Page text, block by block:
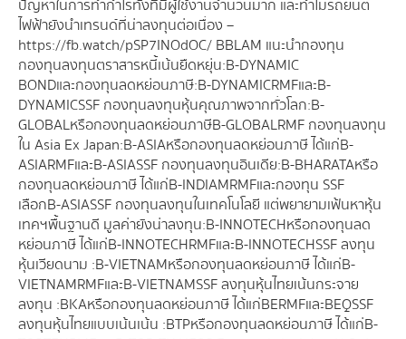
ปัญหาในการทำกำไรทั้งที่มีผู้ใช้งานจำนวนมาก และทำไมรถยนต์
ไฟฟ้ายังนำเทรนด์ที่น่าลงทุนต่อเนื่อง –
https://fb.watch/pSP7INOdOC/ BBLAM แนะนำกองทุน
กองทุนลงทุนตราสารหนี้เน้นยืดหยุ่น : B-DYNAMIC
BOND และ กองทุนลดหย่อนภาษี : B-DYNAMICRMF และ B-
DYNAMICSSF กองทุนลงทุนหุ้นคุณภาพจากทั่วโลก : B-
GLOBAL หรือกองทุนลดหย่อนภาษี B-GLOBALRMF กองทุนลงทุน
ใน Asia Ex Japan : B-ASIA หรือกองทุนลดหย่อนภาษี ได้แก่ B-
ASIARMF และ B-ASIASSF กองทุนลงทุนอินเดีย : B-BHARATA หรือ
กองทุนลดหย่อนภาษี ได้แก่ B-INDIAMRMF และกองทุน SSF
เลือก B-ASIASSF กองทุนลงทุนในเทคโนโลยี แต่พยายามเฟ้นหาหุ้น
เทคฯพื้นฐานดี มูลค่ายังน่าลงทุน : B-INNOTECH หรือกองทุนลด
หย่อนภาษี ได้แก่ B-INNOTECHRMF และ B-INNOTECHSSF ลงทุน
หุ้นเวียดนาม : B-VIETNAM หรือกองทุนลดหย่อนภาษี ได้แก่ B-
VIETNAMRMF และ B-VIETNAMSSF ลงทุนหุ้นไทยเน้นกระจาย
ลงทุน : BKA หรือกองทุนลดหย่อนภาษี ได้แก่ BERMF และ BEQSSF
ลงทุนหุ้นไทยแบบเน้นเน้น : BTP หรือกองทุนลดหย่อนภาษี ได้แก่ B-